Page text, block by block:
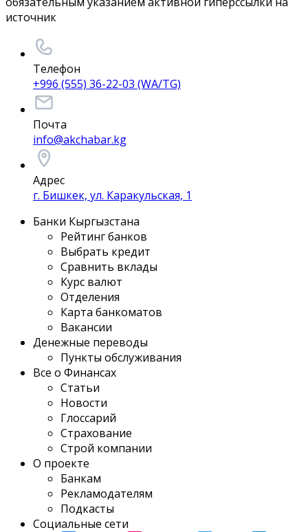
источник
Телефон
+996 (555) 36-22-03 (WA/TG)
Почта
info@akchabar.kg
Адрес
г. Бишкек, ул. Каракульская, 1
Банки Кыргызстана
Рейтинг банков
Выбрать кредит
Сравнить вклады
Курс валют
Отделения
Карта банкоматов
Вакансии
Денежные переводы
Пункты обслуживания
Все о Финансах
Статьи
Новости
Глоссарий
Страхование
Строй компании
О проекте
Банкам
Рекламодателям
Подкасты
Социальные сети